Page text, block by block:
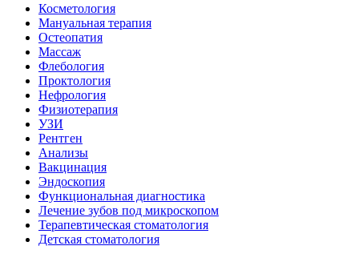
Косметология
Мануальная терапия
Остеопатия
Массаж
Флебология
Проктология
Нефрология
Физиотерапия
УЗИ
Рентген
Анализы
Вакцинация
Эндоскопия
Функциональная диагностика
Лечение зубов под микроскопом
Терапевтическая стоматология
Детская стоматология